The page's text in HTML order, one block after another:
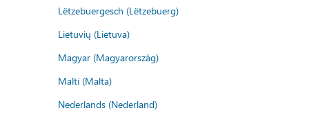
Lëtzebuergesch (Lëtzebuerg)
Lietuvių (Lietuva)
Magyar (Magyarország)
Malti (Malta)
Nederlands (Nederland)